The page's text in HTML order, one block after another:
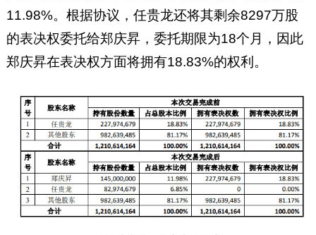
11.98%。根据协议，任贵龙还将其剩余8297万股
的表决权委托给郑庆昇，委托期限为18个月，因此
郑庆昇在表决权方面将拥有18.83%的权利。